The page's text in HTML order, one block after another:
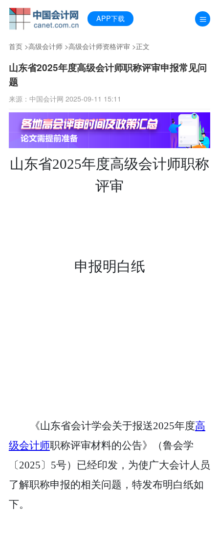
APP下载
首页>高级会计师>高级会计师资格评审 >正文
山东省2025年度高级会计师职称评审申报常见问
题
来源：中国会计网 2025-09-11 15:11
山东省2025年度高级会计师职称
评审
申报明白纸
《山东省会计学会关于报送2025年度高
级会计师职称评审材料的公告》（鲁会学
〔2025〕5号）已经印发，为使广大会计人员
了解职称申报的相关问题，特发布明白纸如
下。